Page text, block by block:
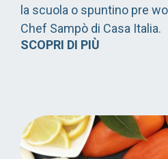
la scuola o spuntino pre
Chef Sampò di Casa Italia.
SCOPRI DI PIÙ